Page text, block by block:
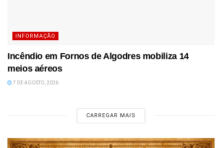
INFORMAÇÃO
Incêndio em Fornos de Algodres mobiliza 14
meios aéreos
7 DE AGOSTO, 2026
CARREGAR MAIS